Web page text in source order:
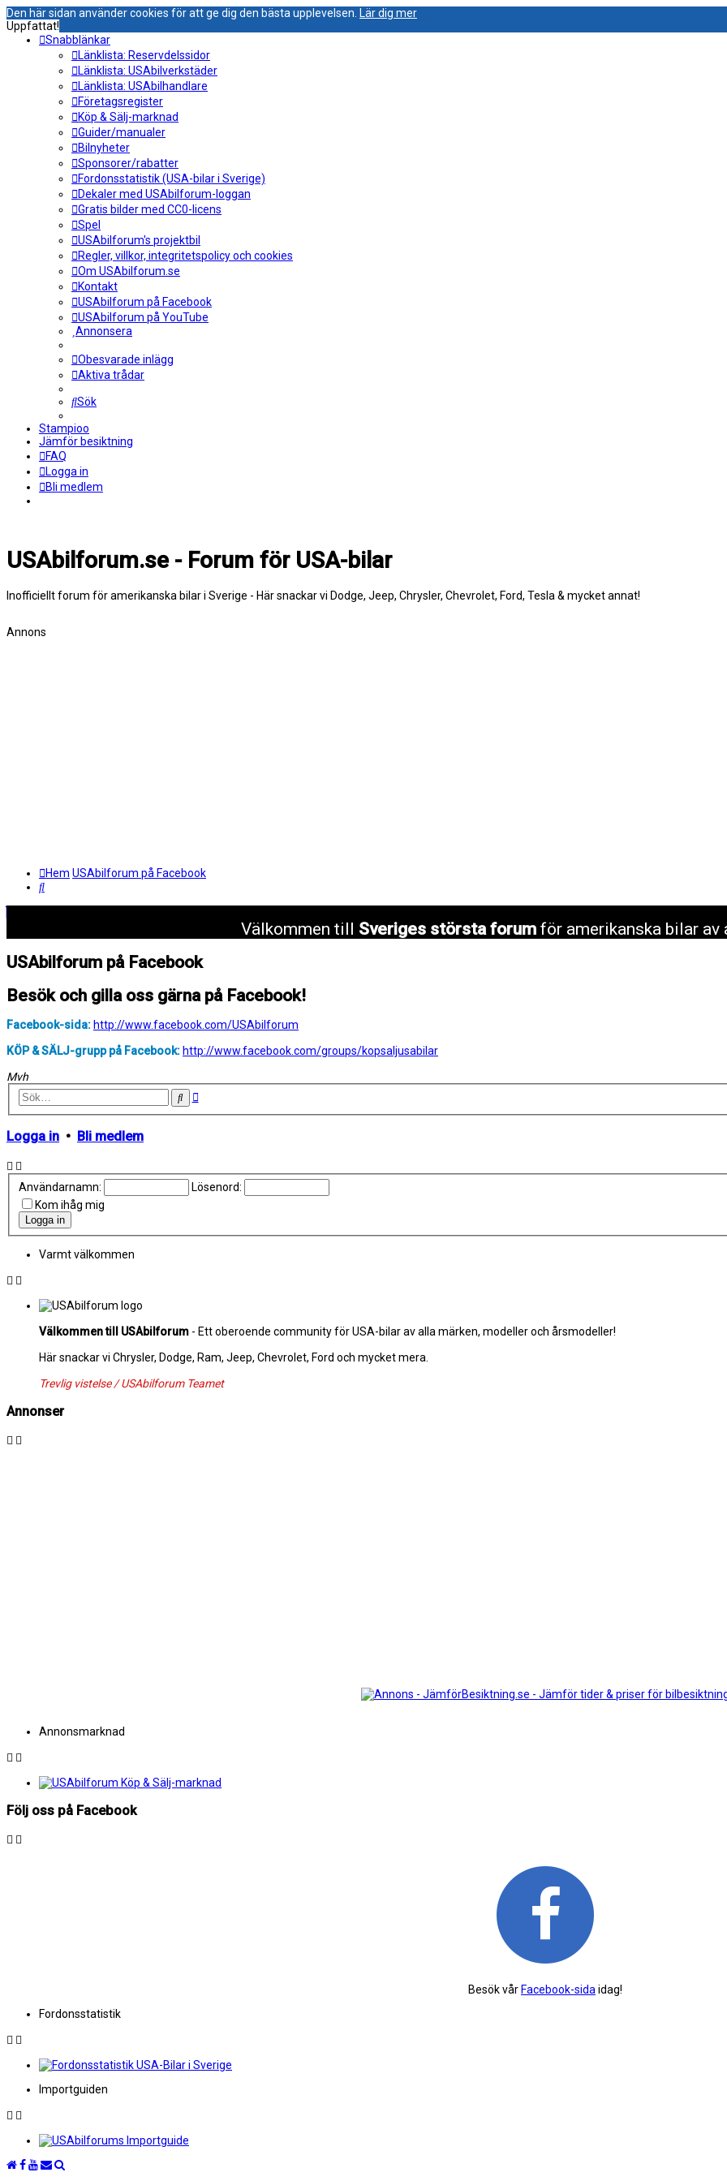
Den här sidan använder cookies för att ge dig den bästa upplevelsen. Lär dig mer
Uppfattat!
Snabblänkar
Länklista: Reservdelssidor
Länklista: USAbilverkstäder
Länklista: USAbilhandlare
Företagsregister
Köp & Sälj-marknad
Guider/manualer
Bilnyheter
Sponsorer/rabatter
Fordonsstatistik (USA-bilar i Sverige)
Dekaler med USAbilforum-loggan
Gratis bilder med CC0-licens
Spel
USAbilforum's projektbil
Regler, villkor, integritetspolicy och cookies
Om USAbilforum.se
Kontakt
USAbilforum på Facebook
USAbilforum på YouTube
Annonsera
Obesvarade inlägg
Aktiva trådar
Sök
Stampioo
Jämför besiktning
FAQ
Logga in
Bli medlem
USAbilforum.se - Forum för USA-bilar
Inofficiellt forum för amerikanska bilar i Sverige - Här snackar vi Dodge, Jeep, Chrysler, Chevrolet, Ford, Tesla & mycket annat!
Annons
Hem USAbilforum på Facebook
Sök
Välkommen till Sveriges största forumför amerikanska bilar av
USAbilforum på Facebook
Besök och gilla oss gärna på Facebook!
Facebook-sida: http://www.facebook.com/USAbilforum
KÖP & SÄLJ-grupp på Facebook: http://www.facebook.com/groups/kopsaljusabilar
Mvh
SökAvancerad
Logga in • Bli medlem
Användarnamn:
Lösenord:
Kom ihåg mig
Varmt välkommen
Välkommen till USAbilforum - Ett oberoende community för USA-bilar av alla märken, modeller och årsmodeller!
Här snackar vi Chrysler, Dodge, Ram, Jeep, Chevrolet, Ford och mycket mera.
Trevlig vistelse / USAbilforum Teamet
Annonser
Annonsmarknad
Följ oss på Facebook
Besök vår Facebook-sida idag!
Fordonsstatistik
Importguiden